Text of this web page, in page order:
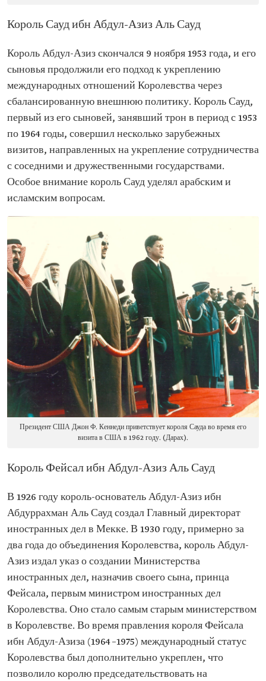
Король Сауд ибн Абдул-Азиз Аль Сауд
Король Абдул-Азиз скончался 9 ноября 1953 года, и его
сыновья продолжили его подход к укреплению
международных отношений Королевства через
сбалансированную внешнюю политику. Король Сауд,
первый из его сыновей, занявший трон в период с 1953
по 1964 годы, совершил несколько зарубежных
визитов, направленных на укрепление сотрудничества
с соседними и дружественными государствами.
Особое внимание король Сауд уделял арабским и
исламским вопросам.
Президент США Джон Ф. Кеннеди приветствует короля Сауда во время его
визита в США в 1962 году. (Дарах).
Король Фейсал ибн Абдул-Азиз Аль Сауд
В 1926 году король-основатель Абдул-Азиз ибн
Абдуррахман Аль Сауд создал Главный директорат
иностранных дел в Мекке. В 1930 году, примерно за
два года до объединения Королевства, король Абдул-
Азиз издал указ о создании Министерства
иностранных дел, назначив своего сына, принца
Фейсала, первым министром иностранных дел
Королевства. Оно стало самым старым министерством
в Королевстве. Во время правления короля Фейсала
ибн Абдул-Азиза (1964–1975) международный статус
Королевства был дополнительно укреплен, что
позволило королю председательствовать на